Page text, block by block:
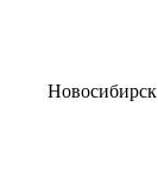
Новосибирск